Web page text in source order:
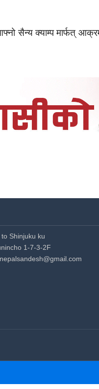
सैन्य क्याम्प मार्फत्
to Shinjuku ku
1-7-3-2F